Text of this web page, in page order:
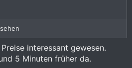
interessant gewesen.
5 Minuten früher da.